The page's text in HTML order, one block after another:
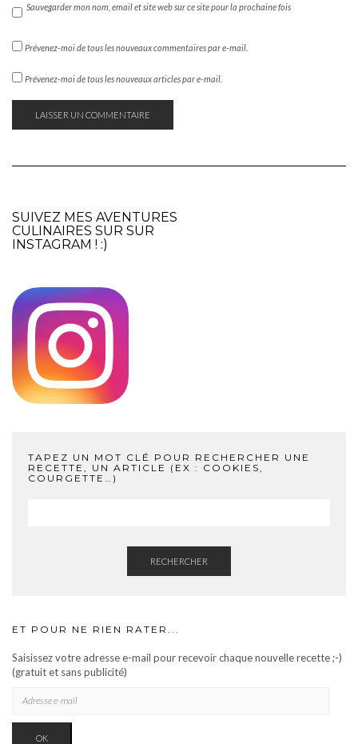
Sauvegarder mon nom, email et site web sur ce site pour la prochaine fois
Prévenez-moi de tous les nouveaux commentaires par e-mail.
Prévenez-moi de tous les nouveaux articles par e-mail.
SUIVEZ MES AVENTURES
CULINAIRES SUR SUR
INSTAGRAM ! :)
TAPEZ UN MOT CLÉ POUR RECHERCHER UNE
RECETTE, UN ARTICLE (EX : COOKIES,
COURGETTE…)
RECHERCHER
ET POUR NE RIEN RATER...
Saisissez votre adresse e-mail pour recevoir chaque nouvelle recette ;-)
(gratuit et sans publicité)
OK